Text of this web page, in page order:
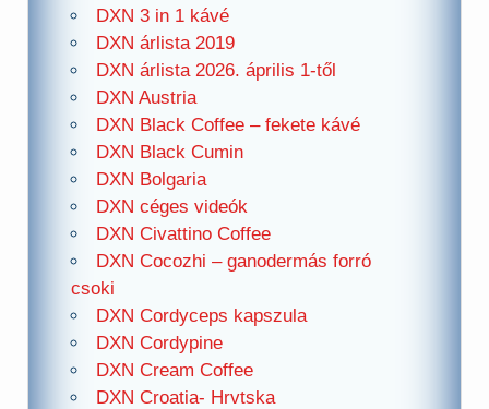
DXN 3 in 1 kávé
DXN árlista 2019
DXN árlista 2026. április 1-től
DXN Austria
DXN Black Coffee – fekete kávé
DXN Black Cumin
DXN Bolgaria
DXN céges videók
DXN Civattino Coffee
DXN Cocozhi – ganodermás forró
csoki
DXN Cordyceps kapszula
DXN Cordypine
DXN Cream Coffee
DXN Croatia- Hrvtska